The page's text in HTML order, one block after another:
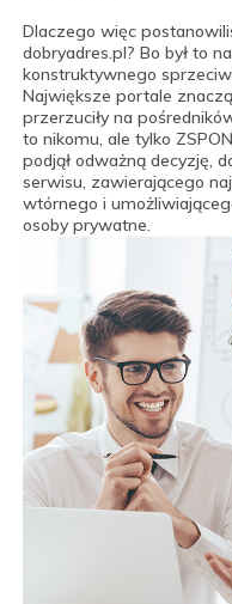
Dlaczego więc
dobryadres.pl? Bo był to
konstruktywnego
Największe portale
przerzuciły na
to nikomu, ale tylko
podjął odważną decyzję,
serwisu, zawierającego
wtórnego i
osoby prywatne.